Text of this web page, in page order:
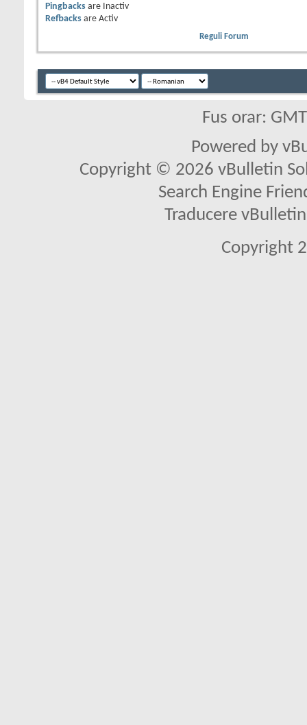
Pingbacks are
Inactiv
Refbacks are Activ
Reguli Forum
Fus orar:
Powered by
Copyright © 2026 vBulletin
Search Engine
Traducere
Copyright